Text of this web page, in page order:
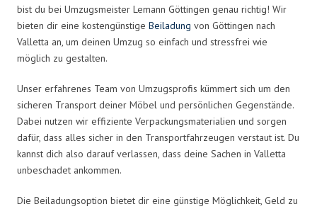
bist du bei Umzugsmeister Lemann Göttingen genau richtig! Wir
bieten dir eine kostengünstige Beiladung von Göttingen nach
Valletta an, um deinen Umzug so einfach und stressfrei wie
möglich zu gestalten.
Unser erfahrenes Team von Umzugsprofis kümmert sich um den
sicheren Transport deiner Möbel und persönlichen Gegenstände.
Dabei nutzen wir effiziente Verpackungsmaterialien und sorgen
dafür, dass alles sicher in den Transportfahrzeugen verstaut ist. Du
kannst dich also darauf verlassen, dass deine Sachen in Valletta
unbeschadet ankommen.
Die Beiladungsoption bietet dir eine günstige Möglichkeit, Geld zu